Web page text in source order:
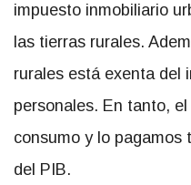
impuesto inmobiliario
las tierras rurales.
rurales está exenta del
personales. En tanto,
consumo y lo pagamos
del PIB.